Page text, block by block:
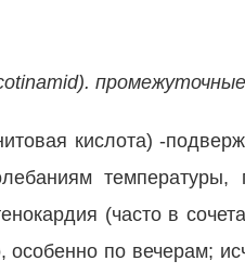
кислота) -
(часто в
по вечерам;